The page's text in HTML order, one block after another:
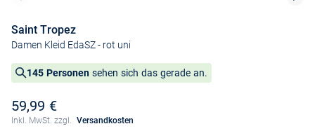
Saint Tropez
Damen Kleid EdaSZ- rot uni
145 Personen sehen sich das gerade an.
59,99 €
Inkl. MwSt. zzgl. Versandkosten